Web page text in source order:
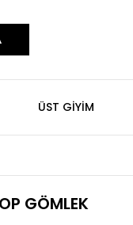
ÜST GİYİM
GÖMLEK